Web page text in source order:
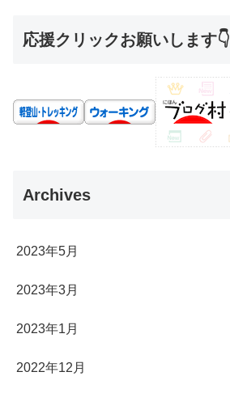
応援クリックお願いします👇
Archives
2023年5月
2023年3月
2023年1月
2022年12月